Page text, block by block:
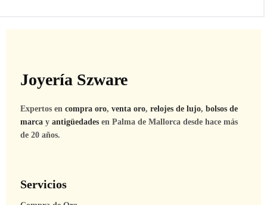
Joyería Szware
Expertos en compra oro, venta oro, relojes de lujo, bolsos de
marca y antigüedades en Palma de Mallorca desde hace más
de 20 años.
Servicios